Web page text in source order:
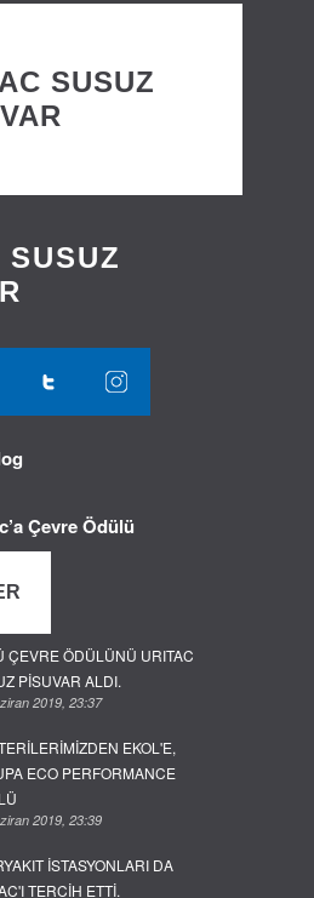
SUSUZ
SUSUZ
Çevre Ödülü
ÇEVRE ÖDÜLÜNÜ URITAC
PİSUVAR ALDI.
2019, 23:37
EKOL'E,
ECO PERFORMANCE
2019, 23:39
İSTASYONLARI DA
TERCİH ETTİ.